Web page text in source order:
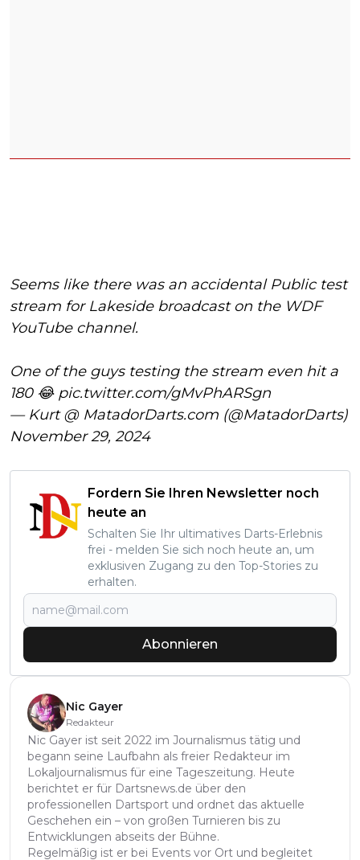
Seems like there was an accidental Public test
stream for Lakeside broadcast on the WDF
YouTube channel.
One of the guys testing the stream even hit a
180 😂 pic.twitter.com/gMvPhARSgn
— Kurt @ MatadorDarts.com (@MatadorDarts)
November 29, 2024
Fordern Sie Ihren Newsletter noch
heute an
Schalten Sie Ihr ultimatives Darts-Erlebnis
frei - melden Sie sich noch heute an, um
exklusiven Zugang zu den Top-Stories zu
erhalten.
Abonnieren
Nic Gayer
Redakteur
Nic Gayer ist seit 2022 im Journalismus tätig und
begann seine Laufbahn als freier Redakteur im
Lokaljournalismus für eine Tageszeitung. Heute
berichtet er für Dartsnews.de über den
professionellen Dartsport und ordnet das aktuelle
Geschehen ein – von großen Turnieren bis zu
Entwicklungen abseits der Bühne.
Regelmäßig ist er bei Events vor Ort und begleitet